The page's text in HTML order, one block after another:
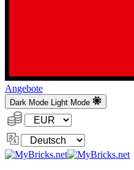
Angebote
Dark Mode Light Mode
Währung:
Sprache
ändern